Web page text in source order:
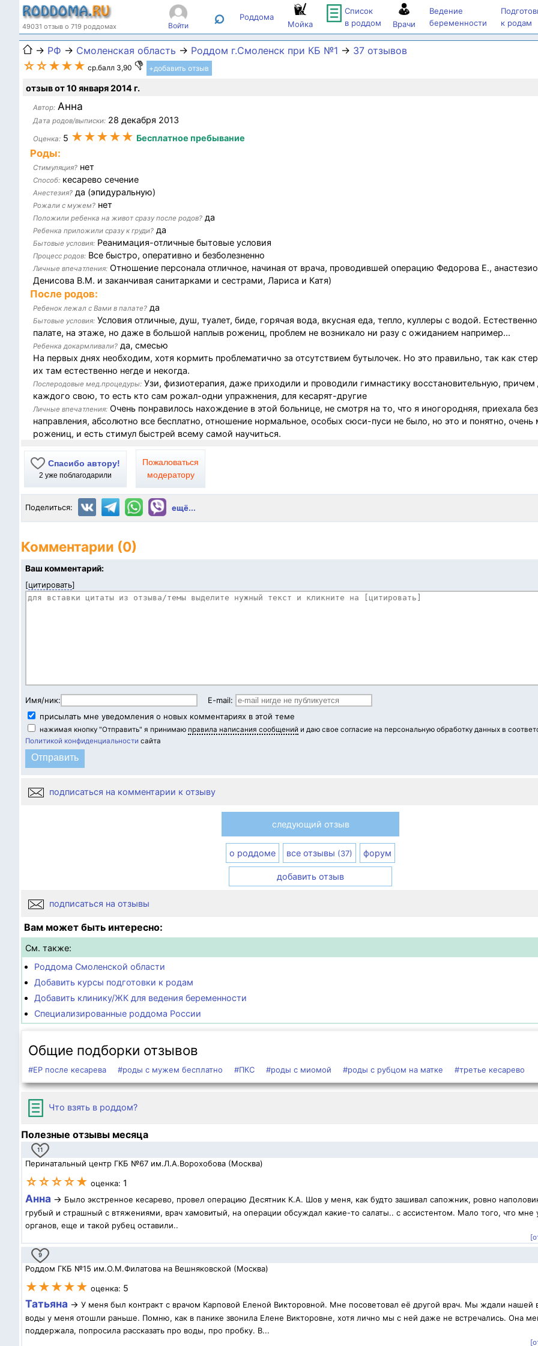
49031 отзыв о 719 роддомах Войти ⌕ Роддома
Мойка
Список
в роддом
Врачи
Ведение
беременности
к родам
→ РФ → Смоленская область → Роддом г.Смоленск при КБ №1 → 37 отзывов
☆☆★★★ ср.балл 3,90 +добавить отзыв
отзыв от 10 января 2014 г.
Автор: Анна
Дата родов/выписки: 28 декабря 2013
Оценка: 5 ★★★★★ Бесплатное пребывание
Роды:
Стимуляция? нет
Способ: кесарево сечение
Анестезия? да (эпидуральную)
Рожали с мужем? нет
Положили ребенка на живот сразу после родов? да
Ребенка приложили сразу к груди? да
Бытовые условия: Реанимация-отличные бытовые условия
Процесс родов: Все быстро, оперативно и безболезненно
Личные впечатления: Отношение персонала отличное, начиная от врача, проводившей операцию Федорова Е.,
Денисова В.М. и заканчивая санитарками и сестрами, Лариса и Катя)
После родов:
Ребенок лежал с Вами в палате? да
Бытовые условия: Условия отличные, душ, туалет, биде, горячая вода, вкусная еда, тепло, куллеры с водой.
палате, на этаже, но даже в большой наплыв рожениц, проблем не возникало ни разу с ожиданием например...
Ребенка докармливали? да, смесью
На первых днях необходим, хотя кормить проблематично за отсутствием бутылочек. Но это правильно, так как
их там естественно негде и некогда.
Послеродовые мед.процедуры: Узи, физиотерапия, даже приходили и проводили гимнастику восстановительную, причем
каждого свою, то есть кто сам рожал-одни упражнения, для кесарят-другие
Личные впечатления: Очень понравилось нахождение в этой больнице, не смотря на то, что я иногородняя, приехала без
направления, абсолютно все бесплатно, отношение нормальное, особых сюси-пуси не было, но это и понятно, очень
рожениц, и есть стимул быстрей всему самой научиться.
Спасибо автору!
2 уже поблагодарили
Пожаловаться
модератору
Поделиться: ещё...
Комментарии (0)
Ваш комментарий:
[цитировать]
Имя/ник:
E-mail:
присылать мне уведомления о новых комментариях в этой теме
нажимая кнопку "Отправить" я принимаю правила написания сообщений и даю свое согласие на персональную обработку данных в
Политикой конфиденциальности сайта
подписаться на комментарии к отзыву
следующий отзыв
о роддоме все отзывы (37) форум
добавить отзыв
подписаться на отзывы
Вам может быть интересно:
См. также:
Роддома Смоленской области
Добавить курсы подготовки к родам
Добавить клинику/ЖК для ведения беременности
Специализированные роддома России
Общие подборки отзывов
#ЕР после кесарева #роды с мужем бесплатно #ПКС #роды с миомой #роды с рубцом на матке #третье кесарево
Что взять в роддом?
Полезные отзывы месяца
11
Перинатальный центр ГКБ №67 им.Л.А.Ворохобова (Москва)
☆☆☆☆★ оценка: 1
Анна → Было экстренное кесарево, провел операцию Десятник К.А. Шов у меня, как будто зашивал сапожник, ровно
грубый и страшный с втяжениями, врач хамовитый, на операции обсуждал какие-то салаты.. с ассистентом. Мало того, что мне
органов, еще и такой рубец оставили..
9
Роддом ГКБ №15 им.О.М.Филатова на Вешняковской (Москва)
★★★★★ оценка: 5
Татьяна → У меня был контракт с врачом Карповой Еленой Викторовной. Мне посоветовал её другой врач. Мы ждали нашей
воды у меня отошли раньше. Помню, как в панике звонила Елене Викторовне, хотя лично мы с ней даже не встречались. Она
поддержала, попросила рассказать про воды, про пробку. В...